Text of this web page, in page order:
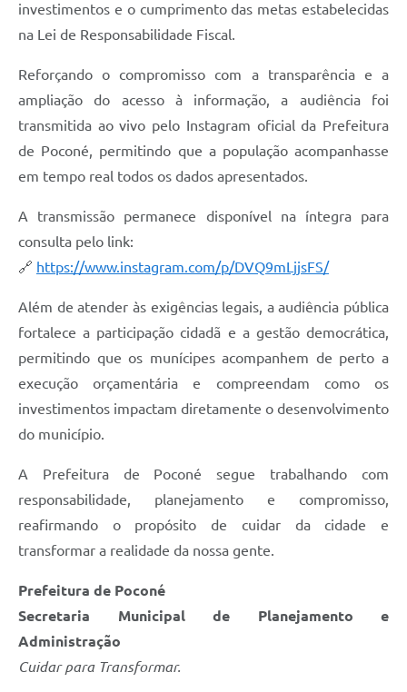
investimentos e o cumprimento das metas estabelecidas
na Lei de Responsabilidade Fiscal.
Reforçando o compromisso com a transparência e a
ampliação do acesso à informação, a audiência foi
transmitida ao vivo pelo Instagram oficial da Prefeitura
de Poconé, permitindo que a população acompanhasse
em tempo real todos os dados apresentados.
A transmissão permanece disponível na íntegra para
consulta pelo link:
🔗 https://www.instagram.com/p/DVQ9mLjjsFS/
Além de atender às exigências legais, a audiência pública
fortalece a participação cidadã e a gestão democrática,
permitindo que os munícipes acompanhem de perto a
execução orçamentária e compreendam como os
investimentos impactam diretamente o desenvolvimento
do município.
A Prefeitura de Poconé segue trabalhando com
responsabilidade, planejamento e compromisso,
reafirmando o propósito de cuidar da cidade e
transformar a realidade da nossa gente.
Prefeitura de Poconé
Secretaria Municipal de Planejamento e
Administração
Cuidar para Transformar.